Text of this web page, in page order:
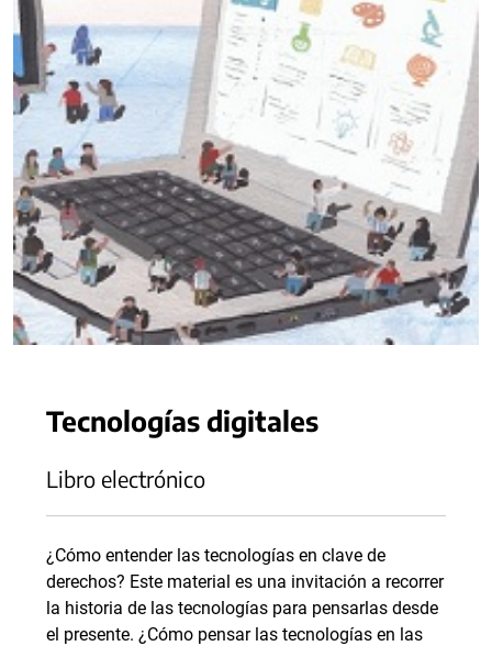
Tecnologías digitales
Libro electrónico
¿Cómo entender las tecnologías en clave de
derechos? Este material es una invitación a recorrer
la historia de las tecnologías para pensarlas desde
el presente. ¿Cómo pensar las tecnologías en las